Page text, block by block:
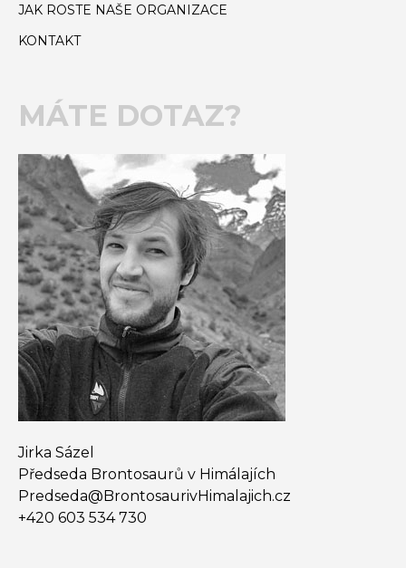
JAK ROSTE NAŠE ORGANIZACE
KONTAKT
MÁTE DOTAZ?
Jirka Sázel
Předseda Brontosaurů v Himálajích
Predseda@​BrontosaurivHimalajich.cz
+420 603 534 730